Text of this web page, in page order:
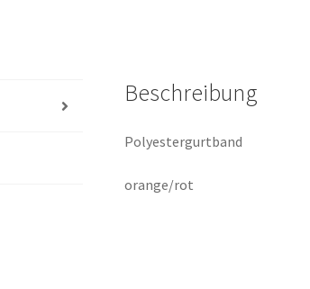
Beschreibung
Polyestergurtband
orange/rot